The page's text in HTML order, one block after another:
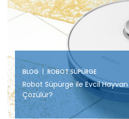
BLOG | ROBOT SÜPÜRGE
Robot Süpürge ile Evcil Hayvan
Çözülür?